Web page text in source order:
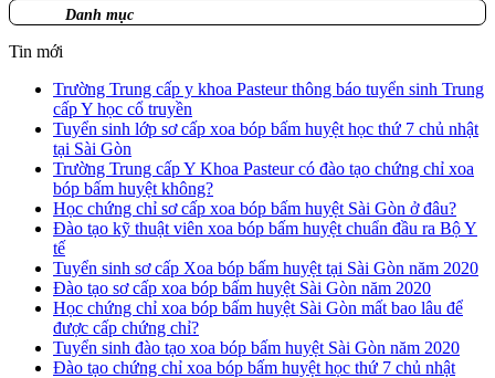
Danh mục
Tin mới
Trường Trung cấp y khoa Pasteur thông báo tuyển sinh Trung
cấp Y học cổ truyền
Tuyển sinh lớp sơ cấp xoa bóp bấm huyệt học thứ 7 chủ nhật
tại Sài Gòn
Trường Trung cấp Y Khoa Pasteur có đào tạo chứng chỉ xoa
bóp bấm huyệt không?
Học chứng chỉ sơ cấp xoa bóp bấm huyệt Sài Gòn ở đâu?
Đào tạo kỹ thuật viên xoa bóp bấm huyệt chuẩn đầu ra Bộ Y
tế
Tuyển sinh sơ cấp Xoa bóp bấm huyệt tại Sài Gòn năm 2020
Đào tạo sơ cấp xoa bóp bấm huyệt Sài Gòn năm 2020
Học chứng chỉ xoa bóp bấm huyệt Sài Gòn mất bao lâu để
được cấp chứng chỉ?
Tuyển sinh đào tạo xoa bóp bấm huyệt Sài Gòn năm 2020
Đào tạo chứng chỉ xoa bóp bấm huyệt học thứ 7 chủ nhật